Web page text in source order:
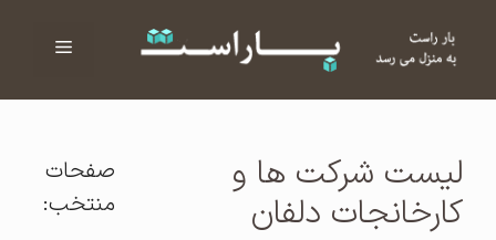
فهرست
لیست شرکت ها و
کارخانجات دلفان
صفحات
منتخب: